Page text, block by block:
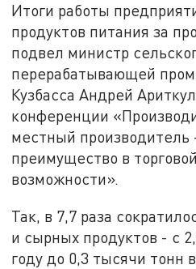
Итоги работы
продуктов питания за
подвел министр
перерабатывающей
Кузбасса Андрей
конференции
местный производитель
преимущество в
возможности».
Так, в 7,7 раза
и сырных продуктов - с
году до 0,3 тысячи тонн